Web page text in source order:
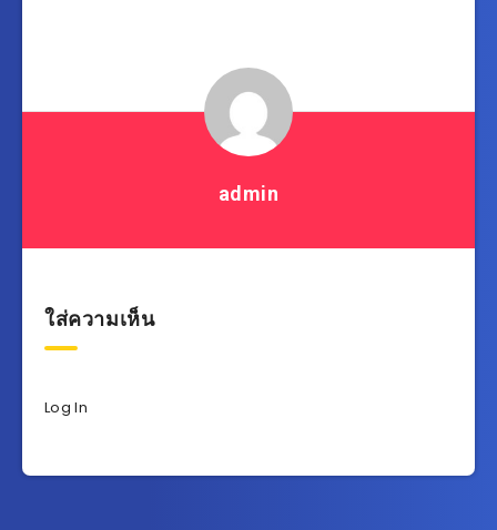
admin
ใส่ความเห็น
Log In